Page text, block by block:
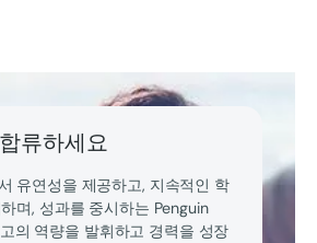
류하세요
유연성을 제공하고, 지속적인 학
며, 성과를 중시하는 Penguin
의 역량을 발휘하고 경력을 성장